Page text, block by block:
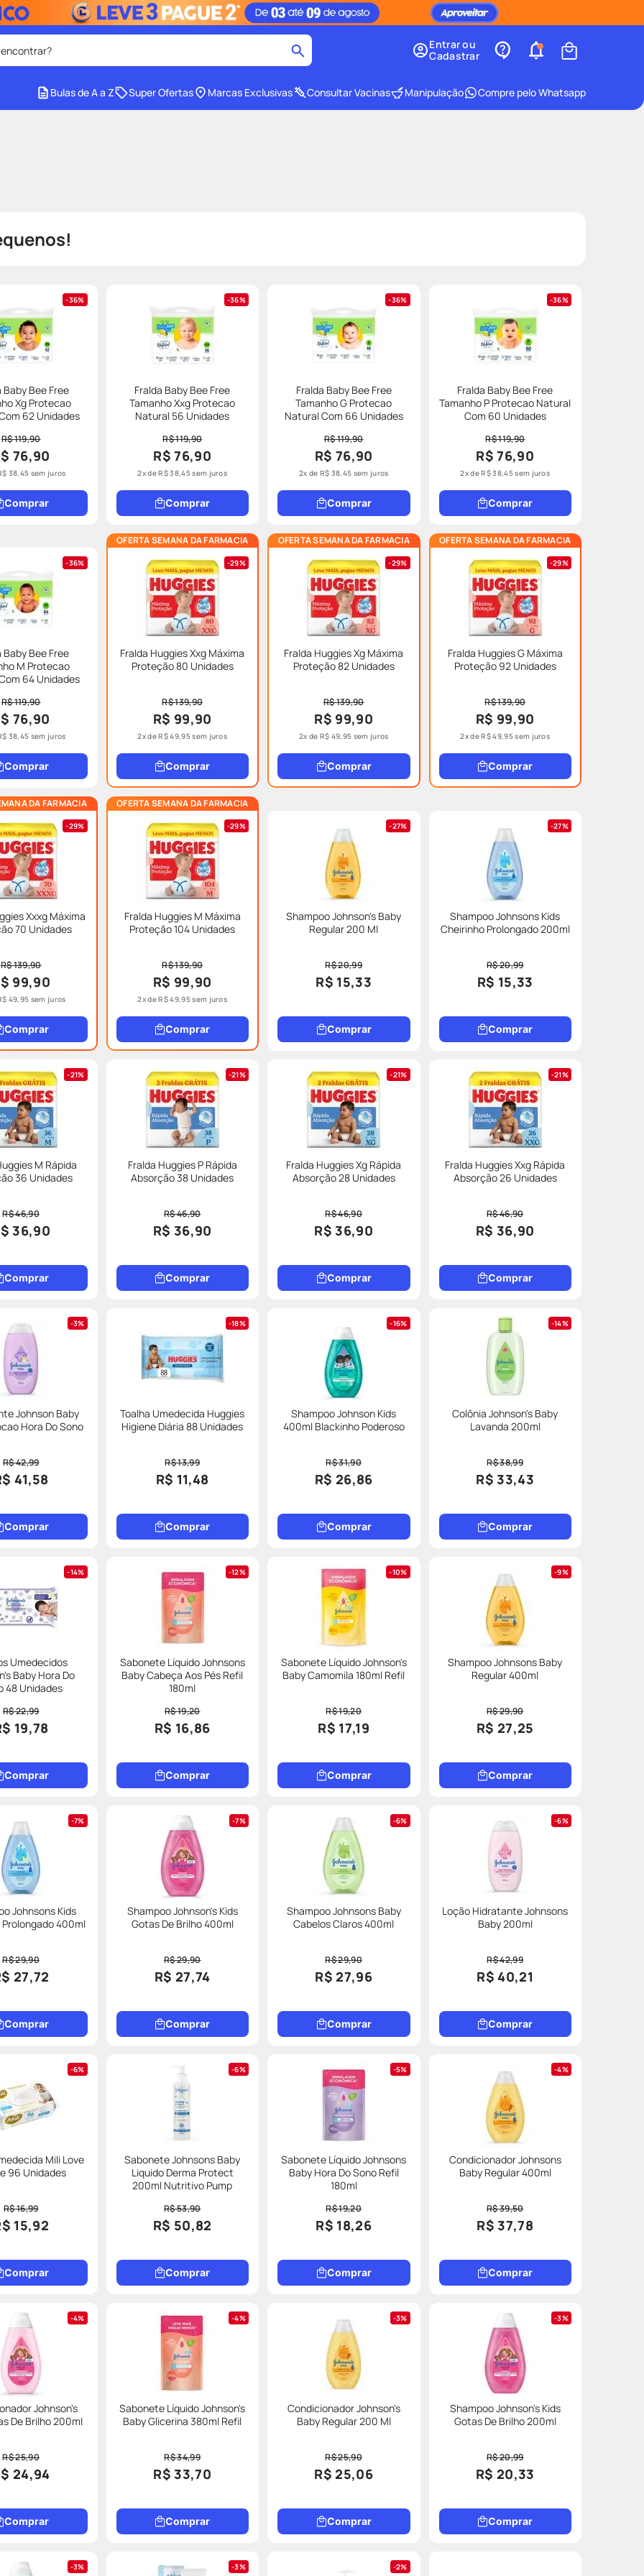
Entrar ou
Cadastrar
Bulas de A a Z Super Ofertas Marcas Exclusivas Consultar Vacinas Manipulação Compre pelo Whatsapp
36%
Baby Bee Free
Xg Protecao
62 Unidades
R$ 119,90
76,90
38,45 sem juros
Comprar
36%
Fralda Baby Bee Free
Tamanho Xxg Protecao
Natural 56 Unidades
R$ 119,90
R$ 76,90
2x deR$38,45sem juros
Comprar
36%
Fralda Baby Bee Free
Tamanho G Protecao
Natural Com 66 Unidades
R$ 119,90
R$ 76,90
2x de R$ 38,45 sem juros
Comprar
36%
Fralda Baby Bee Free
Tamanho P Protecao Natural
Com 60 Unidades
R$ 119,90
R$ 76,90
2x deR$38,45sem juros
Comprar
36%
Baby Bee Free
M Protecao
64 Unidades
R$ 119,90
76,90
38,45 sem juros
Comprar
OFERTA SEMANA DA FARMACIA
29%
Fralda Huggies Xxg Máxima
Proteção 80 Unidades
R$ 139,90
R$ 99,90
2x deR$49,95sem juros
Comprar
OFERTA SEMANA DA FARMACIA
29%
Fralda Huggies Xg Máxima
Proteção 82 Unidades
R$ 139,90
R$ 99,90
2x de R$ 49,95 sem juros
Comprar
OFERTA SEMANA DA FARMACIA
29%
Fralda Huggies G Máxima
Proteção 92 Unidades
R$ 139,90
R$ 99,90
2x deR$49,95sem juros
Comprar
DA FARMACIA
29%
Xxxg Máxima
70 Unidades
R$ 139,90
99,90
49,95 sem juros
Comprar
OFERTA SEMANA DA FARMACIA
29%
Fralda Huggies M Máxima
Proteção 104 Unidades
R$ 139,90
R$ 99,90
2x deR$49,95sem juros
Comprar
27%
Shampoo Johnson's Baby
Regular 200 Ml
R$ 20,99
R$ 15,33
Comprar
27%
Shampoo Johnsons Kids
Cheirinho Prolongado 200ml
R$ 20,99
R$ 15,33
Comprar
21%
M Rápida
36 Unidades
R$ 46,90
36,90
Comprar
21%
Fralda Huggies P Rápida
Absorção 38 Unidades
R$ 46,90
R$ 36,90
Comprar
21%
Fralda Huggies Xg Rápida
Absorção 28 Unidades
R$ 46,90
R$ 36,90
Comprar
21%
Fralda Huggies Xxg Rápida
Absorção 26 Unidades
R$ 46,90
R$ 36,90
Comprar
3%
Johnson Baby
Hora Do Sono
R$ 42,99
41,58
Comprar
18%
Toalha Umedecida Huggies
Higiene Diária 88 Unidades
R$ 13,99
R$ 11,48
Comprar
16%
Shampoo Johnson Kids
400ml Blackinho Poderoso
R$ 31,90
R$ 26,86
Comprar
14%
Colônia Johnson's Baby
Lavanda 200ml
R$ 38,99
R$ 33,43
Comprar
14%
Umedecidos
Baby Hora Do
48 Unidades
R$ 22,99
19,78
Comprar
12%
Sabonete Líquido Johnsons
Baby Cabeça Aos Pés Refil
180ml
R$ 19,20
R$ 16,86
Comprar
10%
Sabonete Líquido Johnson's
Baby Camomila 180ml Refil
R$ 19,20
R$ 17,19
Comprar
9%
Shampoo Johnsons Baby
Regular 400ml
R$ 29,90
R$ 27,25
Comprar
7%
Johnsons Kids
400ml
R$ 29,90
27,72
Comprar
7%
Shampoo Johnson's Kids
Gotas De Brilho 400ml
R$ 29,90
R$ 27,74
Comprar
6%
Shampoo Johnsons Baby
Cabelos Claros 400ml
R$ 29,90
R$ 27,96
Comprar
6%
Loção Hidratante Johnsons
Baby 200ml
R$ 42,99
R$ 40,21
Comprar
6%
Mili Love
96 Unidades
R$ 16,99
15,92
Comprar
6%
Sabonete Johnsons Baby
Liquido Derma Protect
200ml Nutritivo Pump
R$ 53,90
R$ 50,82
Comprar
5%
Sabonete Líquido Johnsons
Baby Hora Do Sono Refil
180ml
R$ 19,20
R$ 18,26
Comprar
4%
Condicionador Johnsons
Baby Regular 400ml
R$ 39,50
R$ 37,78
Comprar
4%
Johnson's
De Brilho 200ml
R$ 25,90
24,94
Comprar
4%
Sabonete Líquido Johnson's
Baby Glicerina 380ml Refil
R$ 34,99
R$ 33,70
Comprar
3%
Condicionador Johnson's
Baby Regular 200 Ml
R$ 25,90
R$ 25,06
Comprar
3%
Shampoo Johnson's Kids
Gotas De Brilho 200ml
R$ 20,99
R$ 20,33
Comprar
3% 3% 2%